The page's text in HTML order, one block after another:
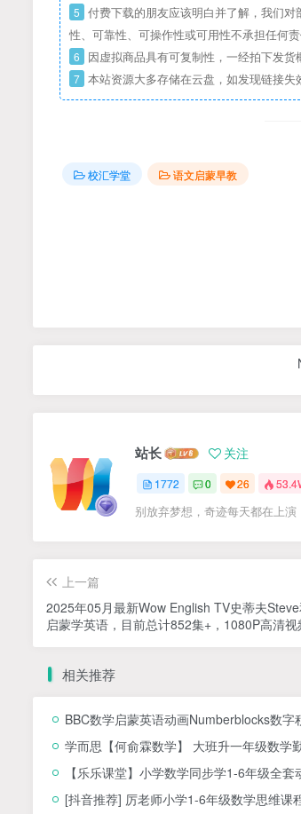
5 付费下载的朋友应该明白并了解，我们
性、可靠性、可操作性或可用性不承担任何责
6 因虚拟商品具有可复制性，一经拍下发货
7 本站资源大多存储在云盘，如发现链接失
校汇学堂 语文启蒙早教
站长 关注
1772 0 26
别放弃梦想，奇迹每天都在上演
上一篇
2025年05月最新Wow English TV史蒂夫
启蒙学英语，目前总计852集+，1080P高清
相关推荐
BBC数学启蒙英语动画Numberblocks数
学而思【何俞霖数学】 大班升一年级数学
【乐乐课堂】小学数学同步学1-6年级全
[抖音推荐] 厉老师小学1-6年级数学思维课